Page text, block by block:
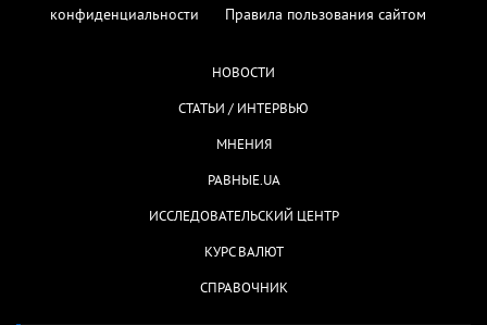
конфиденциальности
Правила пользования сайтом
НОВОСТИ
СТАТЬИ / ИНТЕРВЬЮ
МНЕНИЯ
РАВНЫЕ.UA
ИССЛЕДОВАТЕЛЬСКИЙ ЦЕНТР
КУРС ВАЛЮТ
СПРАВОЧНИК